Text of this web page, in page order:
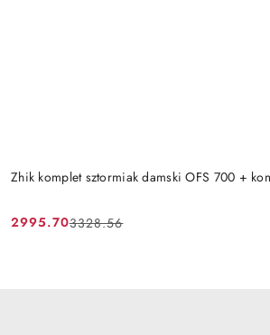
Zhik komplet sztormiak damski OFS 700 +
Cena
2995.70
Cena
3328.56